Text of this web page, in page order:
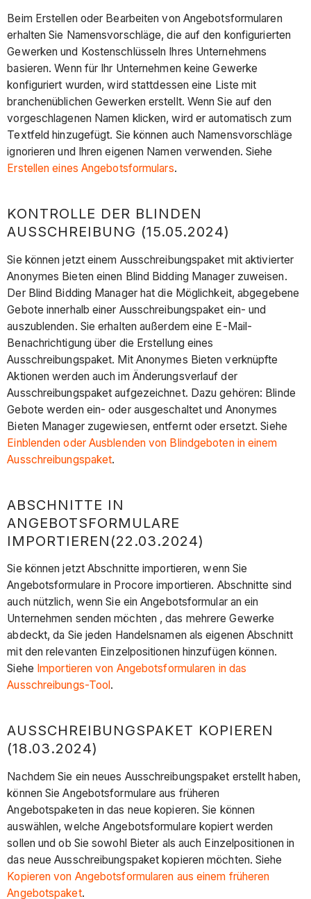
Beim Erstellen oder Bearbeiten von Angebotsformularen
erhalten Sie Namensvorschläge, die auf den konfigurierten
Gewerken und Kostenschlüsseln Ihres Unternehmens
basieren. Wenn für Ihr Unternehmen keine Gewerke
konfiguriert wurden, wird stattdessen eine Liste mit
branchenüblichen Gewerken erstellt. Wenn Sie auf den
vorgeschlagenen Namen klicken, wird er automatisch zum
Textfeld hinzugefügt. Sie können auch Namensvorschläge
ignorieren und Ihren eigenen Namen verwenden. Siehe
Erstellen eines Angebotsformulars.
KONTROLLE DER BLINDEN
AUSSCHREIBUNG (15.05.2024)
Sie können jetzt einem Ausschreibungspaket mit aktivierter
Anonymes Bieten einen Blind Bidding Manager zuweisen.
Der Blind Bidding Manager hat die Möglichkeit, abgegebene
Gebote innerhalb einer Ausschreibungspaket ein- und
auszublenden. Sie erhalten außerdem eine E-Mail-
Benachrichtigung über die Erstellung eines
Ausschreibungspaket. Mit Anonymes Bieten verknüpfte
Aktionen werden auch im Änderungsverlauf der
Ausschreibungspaket aufgezeichnet. Dazu gehören: Blinde
Gebote werden ein- oder ausgeschaltet und Anonymes
Bieten Manager zugewiesen, entfernt oder ersetzt. Siehe
Einblenden oder Ausblenden von Blindgeboten in einem
Ausschreibungspaket.
ABSCHNITTE IN
ANGEBOTSFORMULARE
IMPORTIEREN(22.03.2024)
Sie können jetzt Abschnitte importieren, wenn Sie
Angebotsformulare in Procore importieren. Abschnitte sind
auch nützlich, wenn Sie ein Angebotsformular an ein
Unternehmen senden möchten , das mehrere Gewerke
abdeckt, da Sie jeden Handelsnamen als eigenen Abschnitt
mit den relevanten Einzelpositionen hinzufügen können.
Siehe Importieren von Angebotsformularen in das
Ausschreibungs-Tool .
AUSSCHREIBUNGSPAKET KOPIEREN
(18.03.2024)
Nachdem Sie ein neues Ausschreibungspaket erstellt haben,
können Sie Angebotsformulare aus früheren
Angebotspaketen in das neue kopieren. Sie können
auswählen, welche Angebotsformulare kopiert werden
sollen und ob Sie sowohl Bieter als auch Einzelpositionen in
das neue Ausschreibungspaket kopieren möchten. Siehe
Kopieren von Angebotsformularen aus einem früheren
Angebotspaket.